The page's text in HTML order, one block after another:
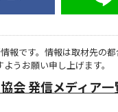
報です。情報は取材先の
うお願い申し上げます。
会 発信メディア一